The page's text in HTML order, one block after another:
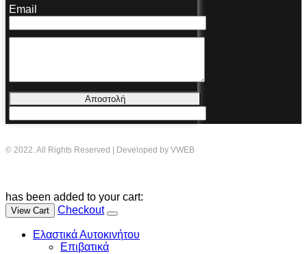
Email
Αποστολή
© 2022. All Rights Reserved | Developed by VWEB
has been added to your cart:
View Cart Checkout
Ελαστικά Αυτοκινήτου
Επιβατικά